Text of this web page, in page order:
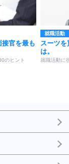
官を最も
のヒント
就職活動
スーツ
は。
就職活動に